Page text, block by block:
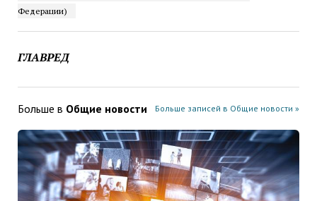
Федерации)
ГЛАВРЕД
Больше в Общие новости Больше записей в Общие новости »